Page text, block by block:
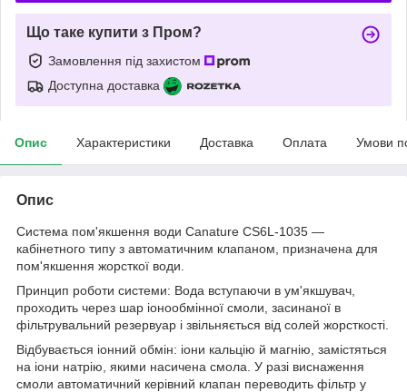
Що таке купити з Пром?
Замовлення під захистом
Доступна доставка
Опис Характеристики Доставка Оплата Умови
Опис
Система пом'якшення води Canature CS6L-1035 —
кабінетного типу з автоматичним клапаном, призначена для
пом'якшення жорсткої води.
Принцип роботи системи: Вода вступаючи в ум'якшувач,
проходить через шар іонообмінної смоли, засинаної в
фільтрувальний резервуар і звільняється від солей жорсткості.
Відбувається іонний обмін: іони кальцію й магнію, замістяться
на іони натрію, якими насичена смола. У разі виснаження
смоли автоматичний керівний клапан переводить фільтр у